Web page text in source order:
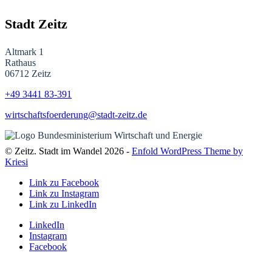
Stadt Zeitz
Altmark 1
Rathaus
06712 Zeitz
+49 3441 83-391
wirtschaftsfoerderung@stadt-zeitz.de
© Zeitz. Stadt im Wandel 2026 - Enfold WordPress Theme by
Kriesi
Link zu Facebook
Link zu Instagram
Link zu LinkedIn
LinkedIn
Instagram
Facebook